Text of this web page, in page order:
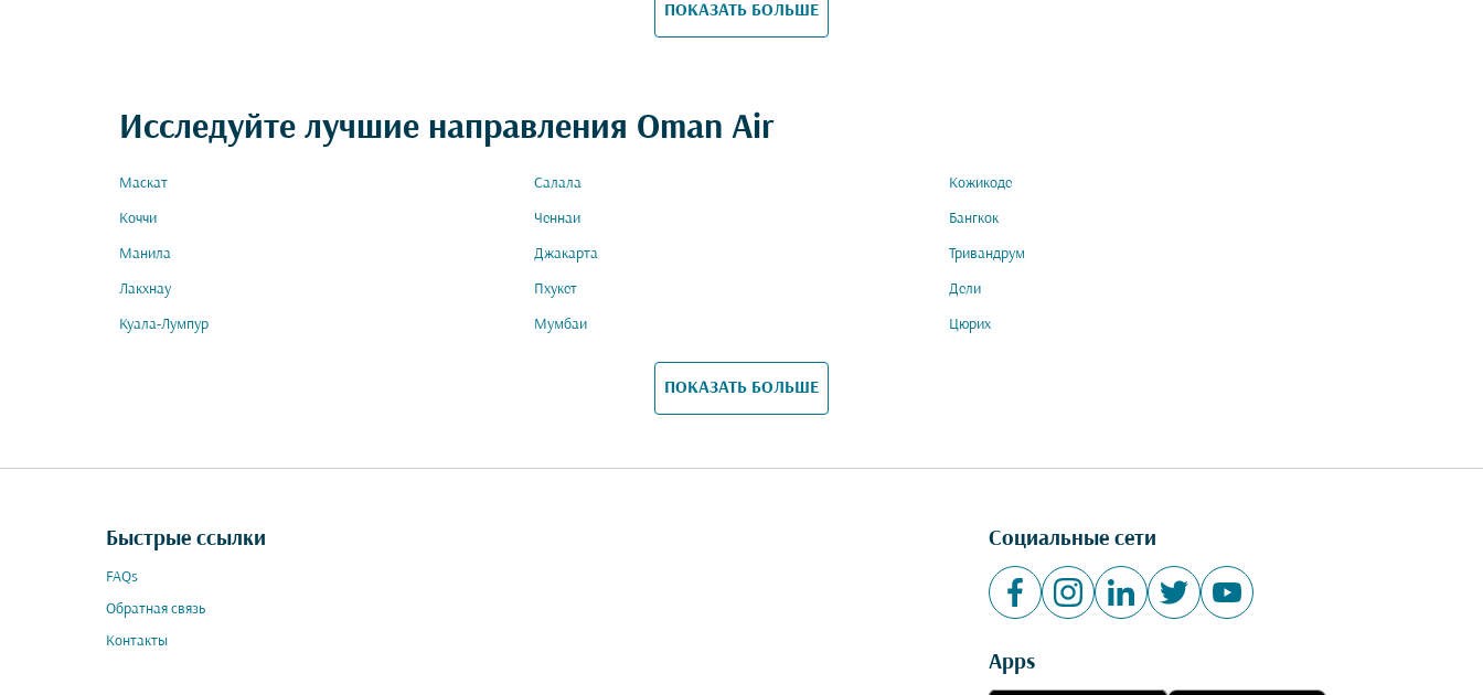
ПОКАЗАТЬ БОЛЬШЕ
Исследуйте лучшие направления Oman Air
Маскат Салала Кожикоде
Коччи Ченнаи Бангкок
Манила Джакарта Тривандрум
Лакхнау Пхукет Дели
Куала-Лумпур Мумбаи Цюрих
ПОКАЗАТЬ БОЛЬШЕ
Быстрые ссылки
FAQs
Обратная связь
Контакты
Социальные сети
Apps